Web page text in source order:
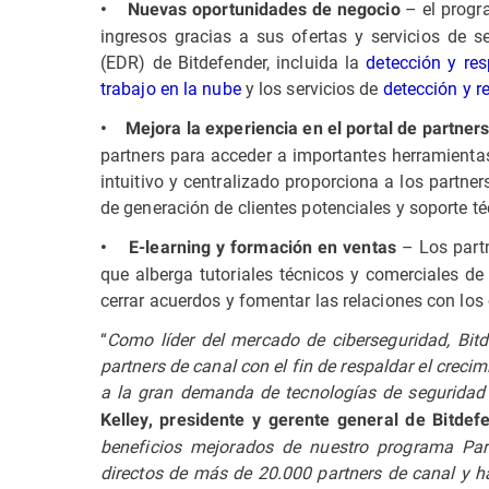
• Nuevas oportunidades de negocio– el
ingresos gracias a sus ofertas y servicios de
(EDR) de Bitdefender, incluida ladetección y
trabajo en la nubey los servicios de detección y
• Mejora la experiencia en el portal de partners
partners para acceder a importantes
intuitivo y centralizado proporciona a los
de generación de clientes potenciales y soporte
• E-learning y formación en ventas – Los
que alberga tutoriales técnicos y comerciales
cerrar acuerdos y fomentar las relaciones con
“Como líder del mercado de ciberseguridad,
partners de canal con el fin de respaldar el
a la gran demanda de tecnologías de
Kelley, presidente y gerente general de
beneficios mejorados de nuestro programa
directos de más de 20.000 partners de canal y